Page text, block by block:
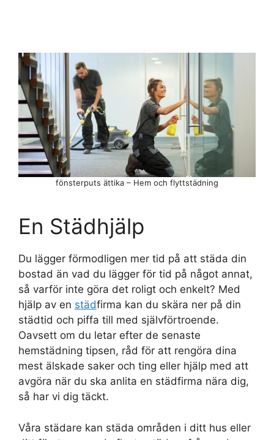
En Städhjälp
Du lägger förmodligen mer tid på att städa din
bostad än vad du lägger för tid på något annat,
så varför inte göra det roligt och enkelt? Med
hjälp av en städfirma kan du skära ner på din
städtid och piffa till med självförtroende.
Oavsett om du letar efter de senaste
hemstädning tipsen, råd för att rengöra dina
mest älskade saker och ting eller hjälp med att
avgöra när du ska anlita en städfirma nära dig,
så har vi dig täckt.
Våra städare kan städa områden i ditt hus eller
fönsterputs ättika – Hem och flyttstädning